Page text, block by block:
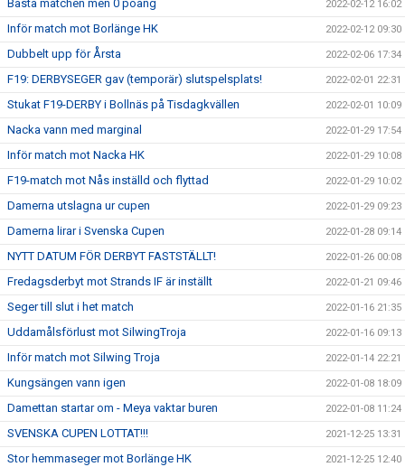
Bästa matchen men 0 poäng 2022-02-12 16:02
Inför match mot Borlänge HK 2022-02-12 09:30
Dubbelt upp för Årsta 2022-02-06 17:34
F19: DERBYSEGER gav (temporär) slutspelsplats! 2022-02-01 22:31
Stukat F19-DERBY i Bollnäs på Tisdagkvällen 2022-02-01 10:09
Nacka vann med marginal 2022-01-29 17:54
Inför match mot Nacka HK 2022-01-29 10:08
F19-match mot Nås inställd och flyttad 2022-01-29 10:02
Damerna utslagna ur cupen 2022-01-29 09:23
Damerna lirar i Svenska Cupen 2022-01-28 09:14
NYTT DATUM FÖR DERBYT FASTSTÄLLT! 2022-01-26 00:08
Fredagsderbyt mot Strands IF är inställt 2022-01-21 09:46
Seger till slut i het match 2022-01-16 21:35
Uddamålsförlust mot SilwingTroja 2022-01-16 09:13
Inför match mot Silwing Troja 2022-01-14 22:21
Kungsängen vann igen 2022-01-08 18:09
Damettan startar om - Meya vaktar buren 2022-01-08 11:24
SVENSKA CUPEN LOTTAT!!! 2021-12-25 13:31
Stor hemmaseger mot Borlänge HK 2021-12-25 12:40